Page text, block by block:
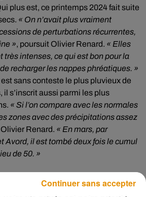
plus est, ce printemps 2024 fait suite
« On n’avait plus vraiment
de perturbations récurrentes,
», poursuit Olivier Renard. « Elles
très intenses, ce qui est bon pour la
recharger les nappes phréatiques. »
sans conteste le plus pluvieux de
il s’inscrit aussi parmi les plus
« Si l’on compare avec les normales
zones avec des précipitations assez
Renard. « En mars, par
Avord, il est tombé deux fois le cumul
de 50. »
climatiqueContinuer sans accepter